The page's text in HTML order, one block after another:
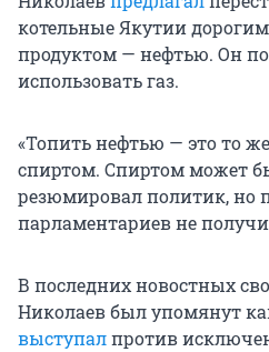
котельные Якутии
продуктом — нефтью. Он
использовать газ.
«Топить нефтью — это то
спиртом. Спиртом может
резюмировал политик, но
парламентариев не
В последних новостных
Николаев был упомянут
выступалпротив